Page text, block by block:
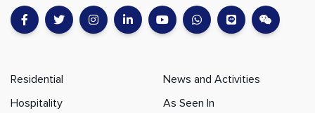
Residential
Hospitality
News and Activities
As Seen In